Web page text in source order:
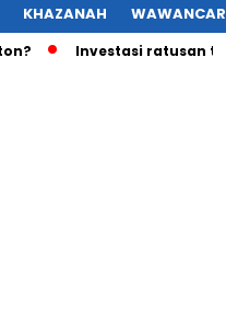
KHAZANAH
Investasi ratusan triliun